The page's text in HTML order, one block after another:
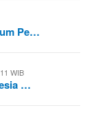
Pe…
WIB
…